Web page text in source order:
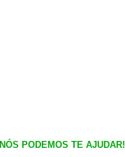
NÓS PODEMOS TE AJUDAR!